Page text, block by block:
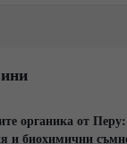
органика от
и биохимични